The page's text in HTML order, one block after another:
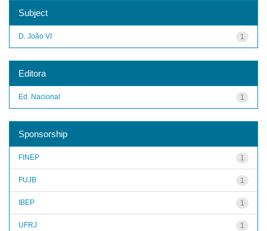
Subject
1
D. João VI
Editora
1
Ed. Nacional
Sponsorship
1
FINEP
1
FUJB
1
IBEP
1
UFRJ